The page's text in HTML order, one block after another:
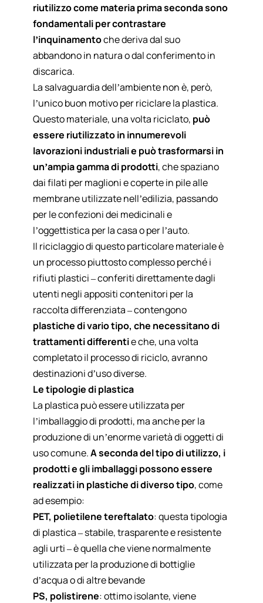
riutilizzo come materia prima seconda sono
fondamentali per contrastare
l’inquinamentoche deriva dal suo
abbandono in natura o dal conferimento in
discarica.
La salvaguardia dell’ambiente non è, però,
l’unico buon motivo per riciclare la plastica.
Questo materiale, una volta riciclato, può
essere riutilizzato in innumerevoli
lavorazioni industriali e può trasformarsi in
un’ampia gamma di prodotti, che spaziano
dai filati per maglioni e coperte in pile alle
membrane utilizzate nell’edilizia, passando
per le confezioni dei medicinali e
l’oggettistica per la casa o per l’auto.
Il riciclaggio di questo particolare materiale è
un processo piuttosto complesso perché i
rifiuti plastici – conferiti direttamente dagli
utenti negli appositi contenitori per la
raccolta differenziata – contengono
plastiche di vario tipo, che necessitano di
trattamenti differentie che, una volta
completato il processo di riciclo, avranno
destinazioni d’uso diverse.
Le tipologie di plastica
La plastica può essere utilizzata per
l’imballaggio di prodotti, ma anche per la
produzione di un’enorme varietà di oggetti di
uso comune.A seconda del tipo di utilizzo, i
prodotti e gli imballaggi possono essere
realizzati in plastiche di diverso tipo, come
ad esempio:
PET, polietilene tereftalato: questa tipologia
di plastica – stabile, trasparente e resistente
agli urti – è quella che viene normalmente
utilizzata per la produzione di bottiglie
d’acqua o di altre bevande
PS, polistirene: ottimo isolante, viene